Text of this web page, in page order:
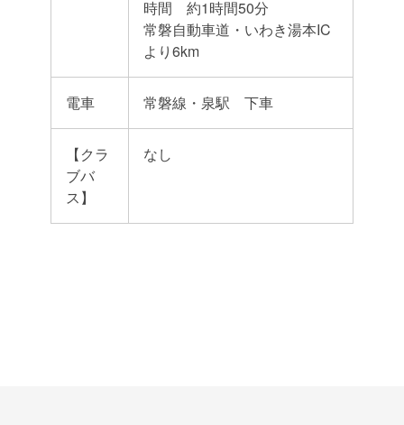
時間 約1時間50分
常磐自動車道・いわき湯本IC
より6km
電車 常磐線・泉駅 下車
【クラ
ブバ
ス】
なし